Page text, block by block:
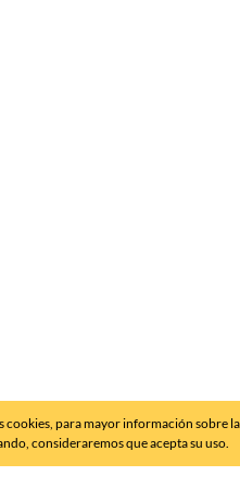
para mayor información sobre
consideraremos que acepta su uso.